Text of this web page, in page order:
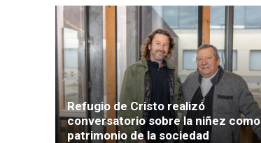
Refugio de Cristo realizó
conversatorio sobre la niñez como
patrimonio de la sociedad